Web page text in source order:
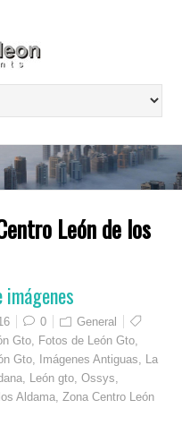
León de los
0
General
Gto Fotos de León Gto
Gto Imágenes Antiguas
La
León gto ,Ossys
Aldama
Zona Centro León